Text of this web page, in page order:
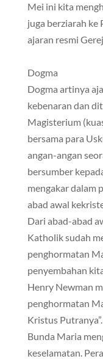
Mei ini kita
juga berziarah ke
ajaran resmi
Dogma
Dogma artinya
kebenaran dan
Magisterium
bersama para
angan-angan
bersumber
mengakar dalam
abad awal
Dari abad-abad
Katholik sudah
penghormatan
penyembahan
Henry Newman
penghormatan
Kristus
Bunda Maria
keselamatan.